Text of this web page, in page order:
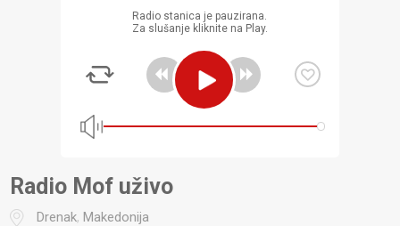
Radio stanica je pauzirana.
Za slušanje kliknite na Play.
Radio Mof uživo
Drenak,Makedonija